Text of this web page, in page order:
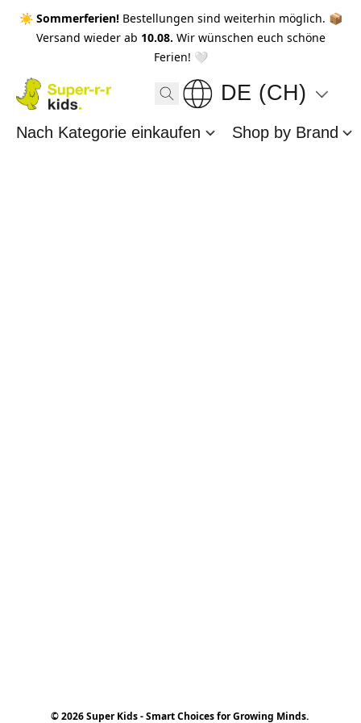
☀️ Sommerferien! Bestellungen sind weiterhin möglich. 📦
Versand wieder ab 10.08. Wir wünschen euch schöne
Ferien! 🤍
DE (CH)
Nach Kategorie einkaufen Shop by Brand
© 2026 Super Kids - Smart Choices for Growing Minds.